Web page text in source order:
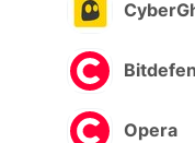
Opera